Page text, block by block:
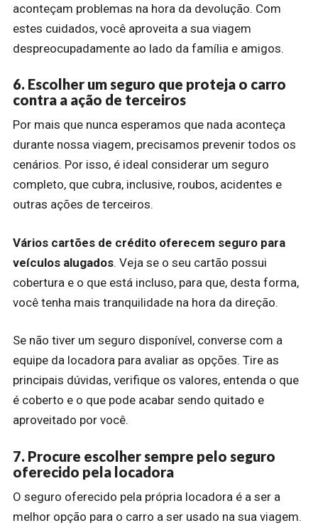
aconteçam problemas na hora da devolução. Com
estes cuidados, você aproveita a sua viagem
despreocupadamente ao lado da família e amigos.
6. Escolher um seguro que proteja o carro
contra a ação de terceiros
Por mais que nunca esperamos que nada aconteça
durante nossa viagem, precisamos prevenir todos os
cenários. Por isso, é ideal considerar um seguro
completo, que cubra, inclusive, roubos, acidentes e
outras ações de terceiros.
Vários cartões de crédito oferecem seguro para
veículos alugados. Veja se o seu cartão possui
cobertura e o que está incluso, para que, desta forma,
você tenha mais tranquilidade na hora da direção.
Se não tiver um seguro disponível, converse com a
equipe da locadora para avaliar as opções. Tire as
principais dúvidas, verifique os valores, entenda o que
é coberto e o que pode acabar sendo quitado e
aproveitado por você.
7. Procure escolher sempre pelo seguro
oferecido pela locadora
O seguro oferecido pela própria locadora é a ser a
melhor opção para o carro a ser usado na sua viagem.